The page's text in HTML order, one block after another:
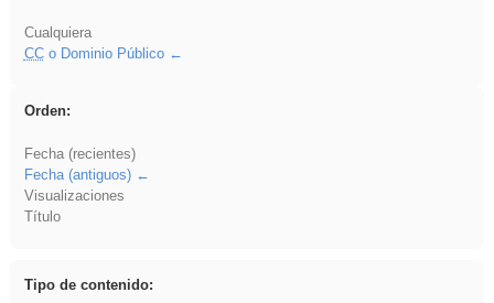
Cualquiera
CCo Dominio Público
Orden:
Fecha (recientes)
Fecha (antiguos)
Visualizaciones
Título
Tipo de contenido: